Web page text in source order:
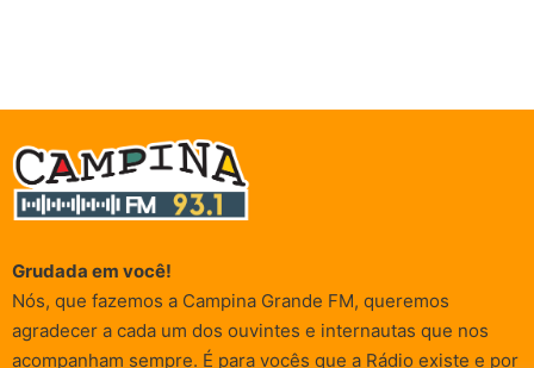
Grudada em você!
Nós, que fazemos a Campina Grande FM, queremos
agradecer a cada um dos ouvintes e internautas que nos
acompanham sempre. É para vocês que a Rádio existe e por